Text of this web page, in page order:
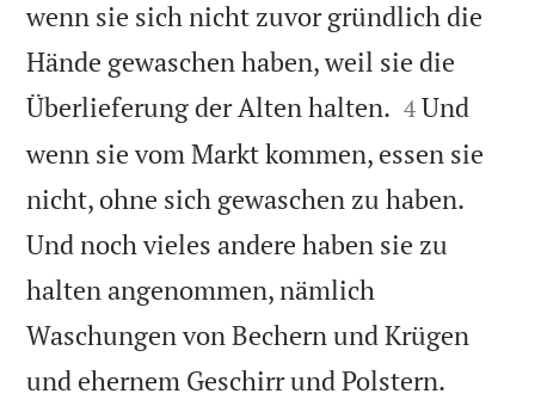
wenn sie sich nicht zuvor gründlich die
Hände gewaschen haben, weil sie die
Überlieferung der Alten halten. 

4 Und
wenn sie vom Markt kommen, essen sie
nicht, ohne sich gewaschen zu haben.
Und noch vieles andere haben sie zu
halten angenommen, nämlich
Waschungen von Bechern und Krügen
und ehernem Geschirr und Polstern.